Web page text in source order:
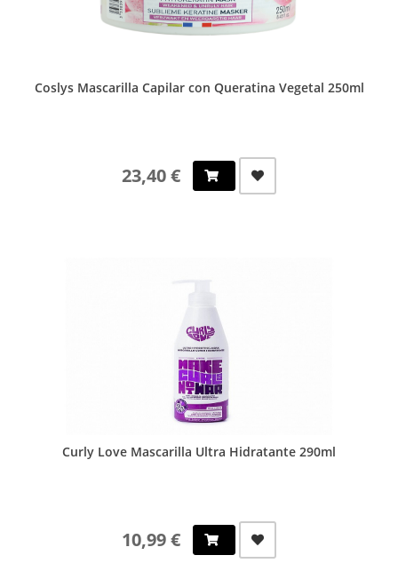
Coslys Mascarilla Capilar con Queratina Vegetal 250ml
23,40 €
Curly Love Mascarilla Ultra Hidratante 290ml
10,99 €